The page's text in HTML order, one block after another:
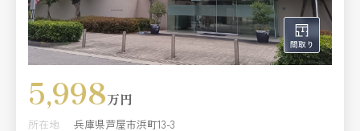
5,998万円
所在地
兵庫県芦屋市浜町13-3